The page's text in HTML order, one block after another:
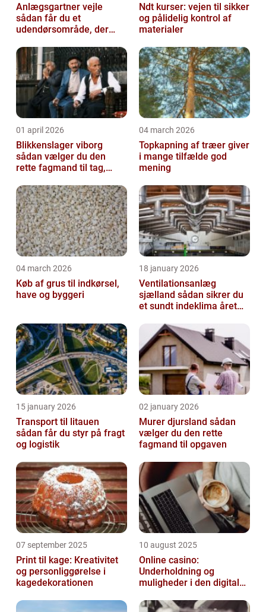
Anlægsgartner vejle
sådan får du et
udendørsområde, der
Ndt kurser: vejen til sikker
og pålidelig kontrol af
materialer
01 april 2026
Blikkenslager viborg
sådan vælger du den
rette fagmand til tag,
04 march 2026
Topkapning af træer giver
i mange tilfælde god
mening
04 march 2026
Køb af grus til indkørsel,
have og byggeri
18 january 2026
Ventilationsanlæg
sjælland sådan sikrer du
et sundt indeklima året
15 january 2026
Transport til litauen
sådan får du styr på fragt
og logistik
02 january 2026
Murer djursland sådan
vælger du den rette
fagmand til opgaven
07 september 2025
Print til kage: Kreativitet
og personliggørelse i
kagedekorationen
10 august 2025
Online casino:
Underholdning og
muligheder i den digitale